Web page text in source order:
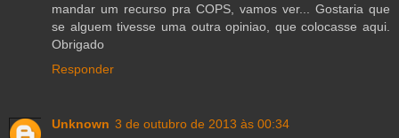
mandar um recurso pra COPS, vamos ver... Gostaria que
se alguem tivesse uma outra opiniao, que colocasse aqui.
Obrigado
Responder
Unknown 3 de outubro de 2013 às 00:34